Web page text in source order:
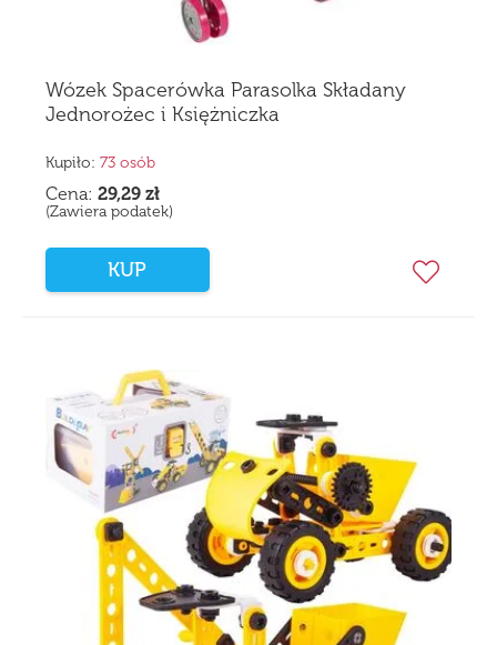
Wózek Spacerówka Parasolka Składany
Jednorożec i Księżniczka
Kupiło: 73 osób
Cena: 29,29 zł
(Zawiera podatek)
KUP